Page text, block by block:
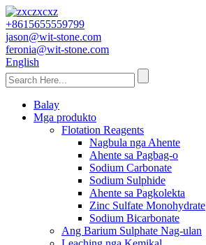
+8615655559799
jason@wit-stone.com
feronia@wit-stone.com
English
Balay
Mga produkto
Flotation Reagents
Nagbula nga Ahente
Ahente sa Pagbag-o
Sodium Carbonate
Sodium Sulphide
Ahente sa Pagkolekta
Zinc Sulfate Monohydrate
Sodium Bicarbonate
Ang Barium Sulphate Nag-ulan